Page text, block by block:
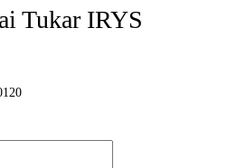
Tukar IRYS